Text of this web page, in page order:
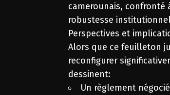
camerounais, confronté
robustesse
Perspectives et
Alors que ce feuilleton
reconfigurer
dessinent:
Un règlement